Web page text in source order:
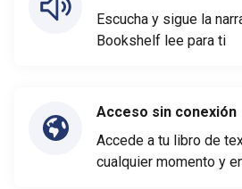
Escucha y sigue la
Bookshelf lee para ti
Acceso sin conexión
Accede a tu libro de
cualquier momento y